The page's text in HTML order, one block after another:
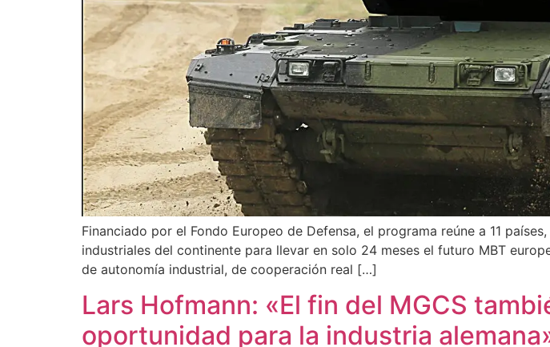
Financiado por el Fondo Europeo de Defensa, el programa reúne a 11
industriales del continente para llevar en solo 24 meses el futuro MBT
de autonomía industrial, de cooperación real […]
Lars Hofmann: «El fin del MGCS
oportunidad para la industria